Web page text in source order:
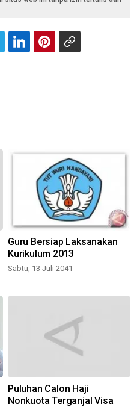
Guru Bersiap Laksanakan
Kurikulum 2013
Sabtu, 13 Juli 2041
Puluhan Calon Haji
Nonkuota Terganjal Visa